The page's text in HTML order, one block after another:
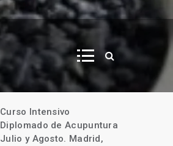
Curso Intensivo
Diplomado de Acupuntura
Julio y Agosto. Madrid,